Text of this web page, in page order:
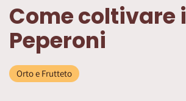
Come coltivare i
Peperoni
Orto e Frutteto